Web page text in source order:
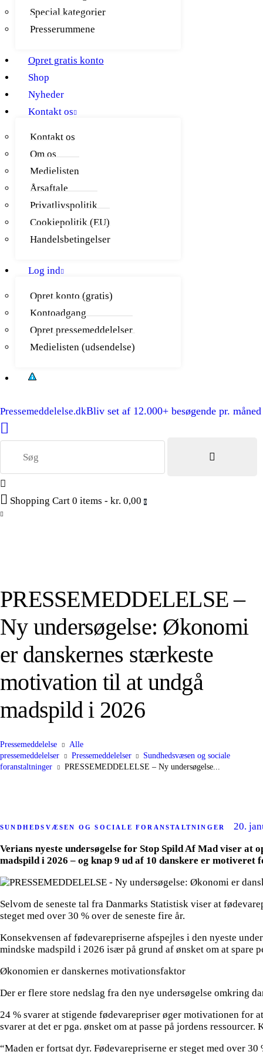
Special kategorier
Presserummene
Opret gratis konto
Shop
Nyheder
Kontakt os
Kontakt os
Om os
Medielisten
Årsaftale
Privatlivspolitik
Cookiepolitik (EU)
Handelsbetingelser
Log ind
Opret konto (gratis)
Kontoadgang
Opret pressemeddelelser
Medielisten (udsendelse)
Pressemeddelelse.dkBliv set af 12.000+ besøgende pr. måned
Shopping Cart 0 items - kr. 0,00 0
PRESSEMEDDELELSE –
Ny undersøgelse: Økonomi
er danskernes stærkeste
motivation til at undgå
madspild i 2026
Pressemeddelelse
Alle
pressemeddelelser
Pressemeddelelser
Sundhedsvæsen og sociale
foranstaltninger
PRESSEMEDDELELSE – Ny undersøgelse...
SUNDHEDSVÆSEN OG SOCIALE FORANSTALTNINGER
20.
Verians nyeste undersøgelse for Stop Spild Af Mad viser
madspild i 2026 – og knap 9 ud af 10 danskere er
Selvom de seneste tal fra Danmarks Statistisk viser at
steget med over 30 % over de seneste fire år.
Konsekvensen af fødevarepriserne afspejles i den nyeste
mindske madspild i 2026 især på grund af ønsket om at spare
Økonomien er danskernes motivationsfaktor
Der er flere store nedslag fra den nye undersøgelse omkring
24 % svarer at stigende fødevarepriser øger motivationen for
svarer at det er pga. ønsket om at passe på jordens
“Maden er fortsat dyr. Fødevarepriserne er steget med over